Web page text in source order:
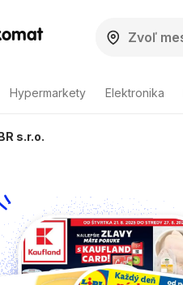
Hypermarkety Elektronika
s.r.o.